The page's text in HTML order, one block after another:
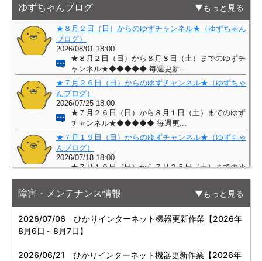
ゆずちゃんブログ もっと見る
障害・メンテナンス情報 もっと見る
2026/07/06 ひかりインターネット機器更新作業【2026年
8月6日～8月7日】
2026/06/21
ひかりインターネット機器更新作業【2026年